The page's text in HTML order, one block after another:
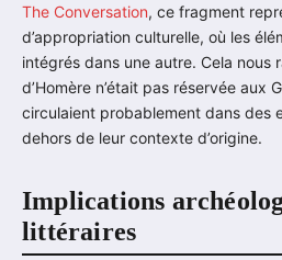
The Conversation, ce fragment
d’appropriation culturelle, où les
intégrés dans une autre. Cela nous
d’Homère n’était pas réservée aux
circulaient probablement dans des
dehors de leur contexte d’origine.
Implications
littéraires